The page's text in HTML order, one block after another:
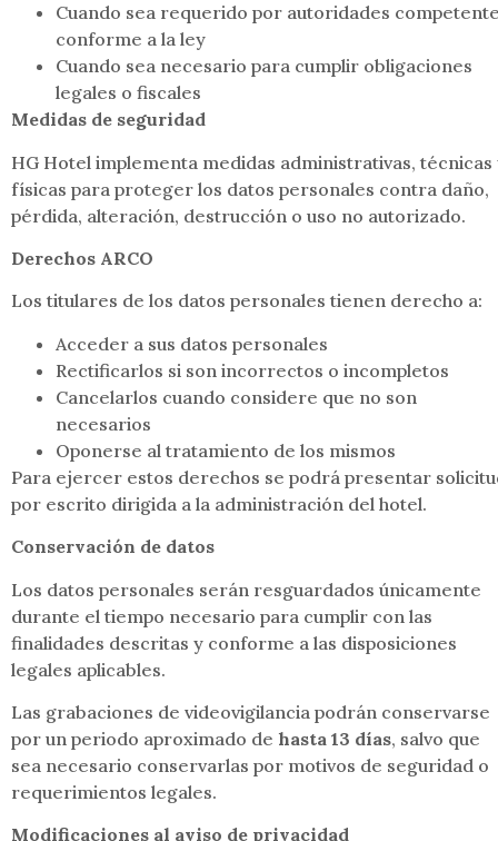
Cuando sea requerido por autoridades
conforme a la ley
Cuando sea necesario para cumplir obligaciones
legales o fiscales
Medidas de seguridad
HG Hotel implementa medidas administrativas, técnicas
físicas para proteger los datos personales contra daño,
pérdida, alteración, destrucción o uso no autorizado.
Derechos ARCO
Los titulares de los datos personales tienen derecho a:
Acceder a sus datos personales
Rectificarlos si son incorrectos o incompletos
Cancelarlos cuando considere que no son
necesarios
Oponerse al tratamiento de los mismos
Para ejercer estos derechos se podrá presentar
por escrito dirigida a la administración del hotel.
Conservación de datos
Los datos personales serán resguardados únicamente
durante el tiempo necesario para cumplir con las
finalidades descritas y conforme a las disposiciones
legales aplicables.
Las grabaciones de videovigilancia podrán conservarse
por un periodo aproximado de hasta 13 días, salvo que
sea necesario conservarlas por motivos de seguridad o
requerimientos legales.
Modificaciones al aviso de privacidad